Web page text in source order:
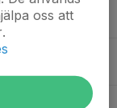
oss att